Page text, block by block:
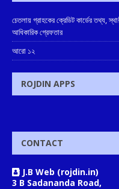
চেতলায় গ্রাহকের ক্রেডিট কার্ডের তথ্য,
আধিকারিক গ্রেফতার
আরো ১২
ROJDIN APPS
CONTACT
J.B Web (rojdin.in)
3 B Sadananda Road,